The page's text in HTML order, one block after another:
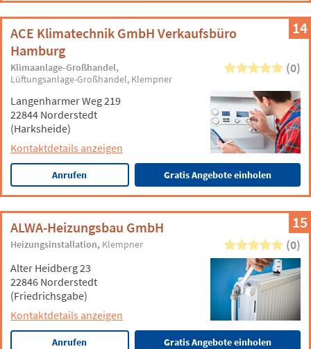
14
ACE Klimatechnik GmbH Verkaufsbüro
Hamburg
Klimaanlage-Großhandel
Lüftungsanlage-Großhandel Klempner
(0)
Langenharmer Weg 219
22844 Norderstedt
(Harksheide)
Kontaktdetails anzeigen
Anrufen Gratis Angebote einholen
15
ALWA-Heizungsbau GmbH
Heizungsinstallation Klempner (0)
Alter Heidberg 23
22846 Norderstedt
(Friedrichsgabe)
Kontaktdetails anzeigen
Anrufen Gratis Angebote einholen